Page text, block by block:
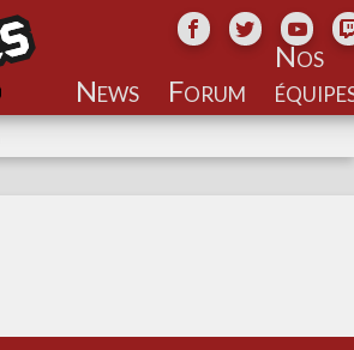
Nos